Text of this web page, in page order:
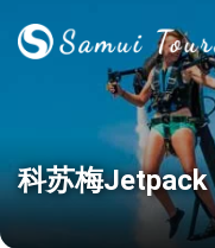
科苏梅Jetpack